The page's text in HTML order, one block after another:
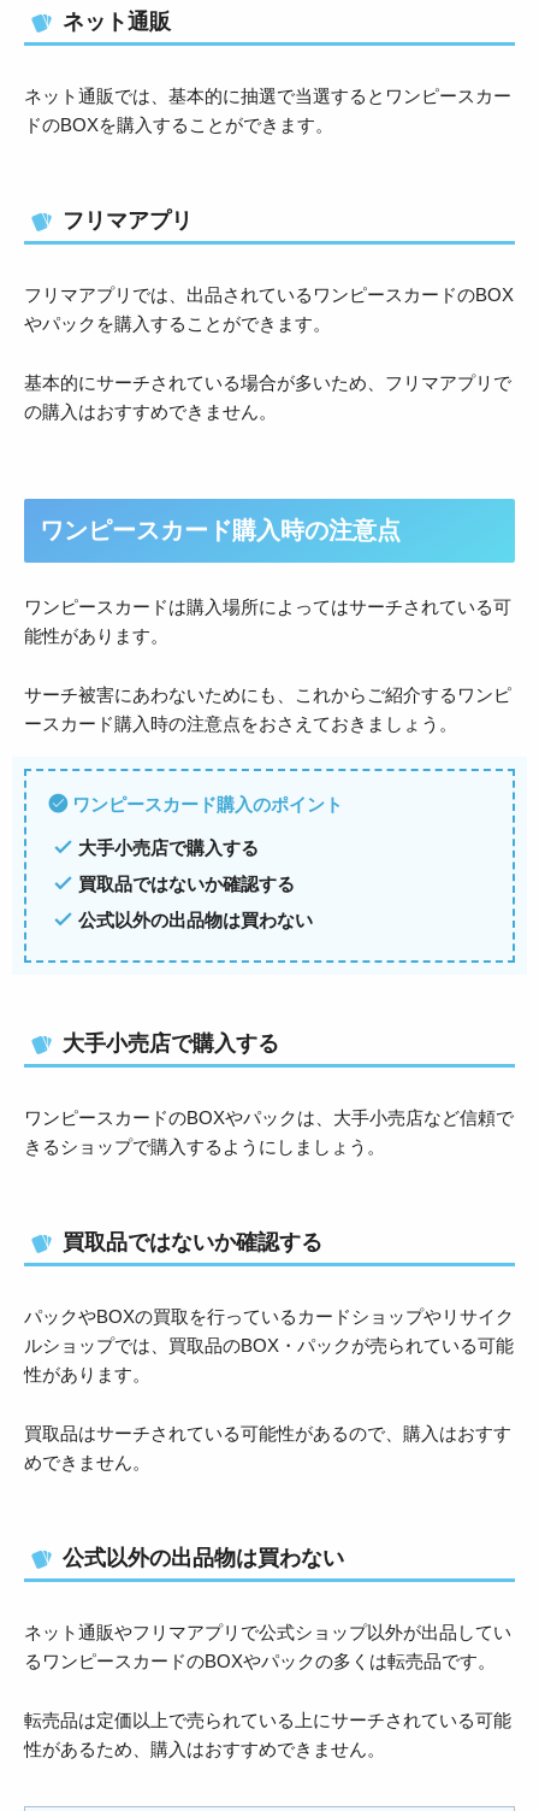
ネット通販
ネット通販では、基本的に抽選で当選するとワンピースカー
ドのBOXを購入することができます。
フリマアプリ
フリマアプリでは、出品されているワンピースカードのBOX
やパックを購入することができます。
基本的にサーチされている場合が多いため、フリマアプリで
の購入はおすすめできません。
ワンピースカード購入時の注意点
ワンピースカードは購入場所によってはサーチされている可
能性があります。
サーチ被害にあわないためにも、これからご紹介するワンピ
ースカード購入時の注意点をおさえておきましょう。
ワンピースカード購入のポイント
大手小売店で購入する
買取品ではないか確認する
公式以外の出品物は買わない
大手小売店で購入する
ワンピースカードのBOXやパックは、大手小売店など信頼で
きるショップで購入するようにしましょう。
買取品ではないか確認する
パックやBOXの買取を行っているカードショップやリサイク
ルショップでは、買取品のBOX・パックが売られている可能
性があります。
買取品はサーチされている可能性があるので、購入はおすす
めできません。
公式以外の出品物は買わない
ネット通販やフリマアプリで公式ショップ以外が出品してい
るワンピースカードのBOXやパックの多くは転売品です。
転売品は定価以上で売られている上にサーチされている可能
性があるため、購入はおすすめできません。